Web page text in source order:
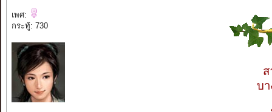
เพศ:
กระทู้: 730
บา